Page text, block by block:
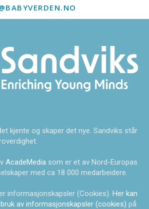
kjente og skaper det nye. Sandviks står
AcadeMedia som er et av Nord-Europas
med ca 18 000 medarbeidere.
informasjonskapsler (Cookies). Her kan
av informasjonskapsler (cookies) på